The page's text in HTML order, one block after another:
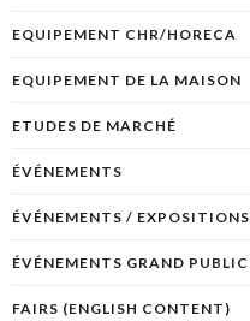
EQUIPEMENT CHR/HORECA
EQUIPEMENT DE LA MAISON
ETUDES DE MARCHÉ
ÉVÉNEMENTS
ÉVÉNEMENTS / EXPOSITIONS
ÉVÉNEMENTS GRAND PUBLIC
FAIRS (ENGLISH CONTENT)